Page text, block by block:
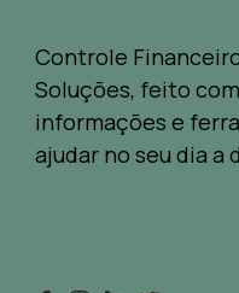
Controle
Soluções, feito
informações e
ajudar no seu dia a